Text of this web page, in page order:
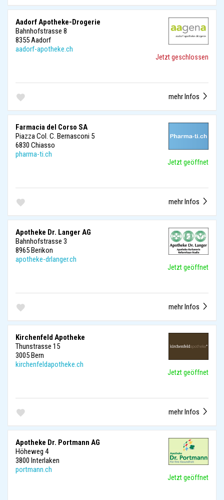
Aadorf Apotheke-Drogerie
Bahnhofstrasse 8
8355 Aadorf
aadorf-apotheke.ch
Jetzt geschlossen
mehr Infos
Farmacia del Corso SA
Piazza Col. C. Bernasconi 5
6830 Chiasso
pharma-ti.ch
Jetzt geöffnet
mehr Infos
Apotheke Dr. Langer AG
Bahnhofstrasse 3
8965 Berikon
apotheke-drlanger.ch
Jetzt geöffnet
mehr Infos
Kirchenfeld Apotheke
Thunstrasse 15
3005 Bern
kirchenfeldapotheke.ch
Jetzt geöffnet
mehr Infos
Apotheke Dr. Portmann AG
Höheweg 4
3800 Interlaken
portmann.ch
Jetzt geöffnet